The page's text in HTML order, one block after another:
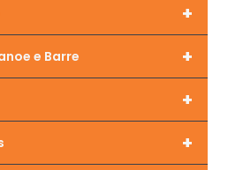
+
+
e Barre
+
+